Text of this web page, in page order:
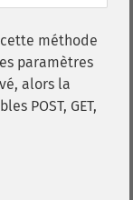
méthode
paramètres
alors la
POST, GET,